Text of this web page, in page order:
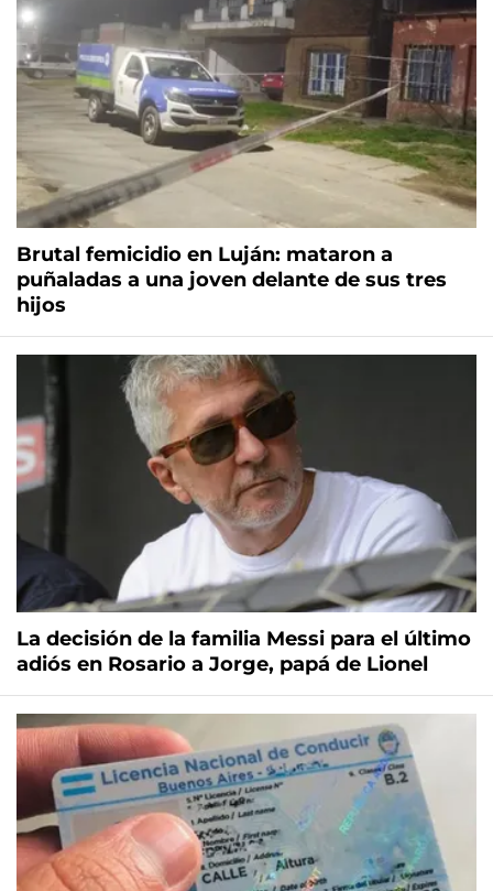
Brutal femicidio en Luján: mataron a
puñaladas a una joven delante de sus tres
hijos
La decisión de la familia Messi para el último
adiós en Rosario a Jorge, papá de Lionel